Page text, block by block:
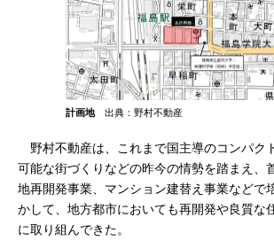
計画地出典：野村不動産
野村不動産は、これまで国主導のコンパク
可能な街づくりなどの昨今の情勢を踏まえ、
地再開発事業、マンション建替え事業などで
かして、地方都市においても再開発や良質な
に取り組んできた。